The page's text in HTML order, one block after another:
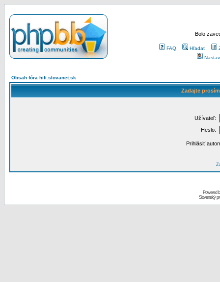
Bolo
FAQ Hľadať
Obsah fóra hifi.slovanet.sk
Zadajte
Užívateľ:
Heslo:
Prihlásiť
Powered
Slovenský